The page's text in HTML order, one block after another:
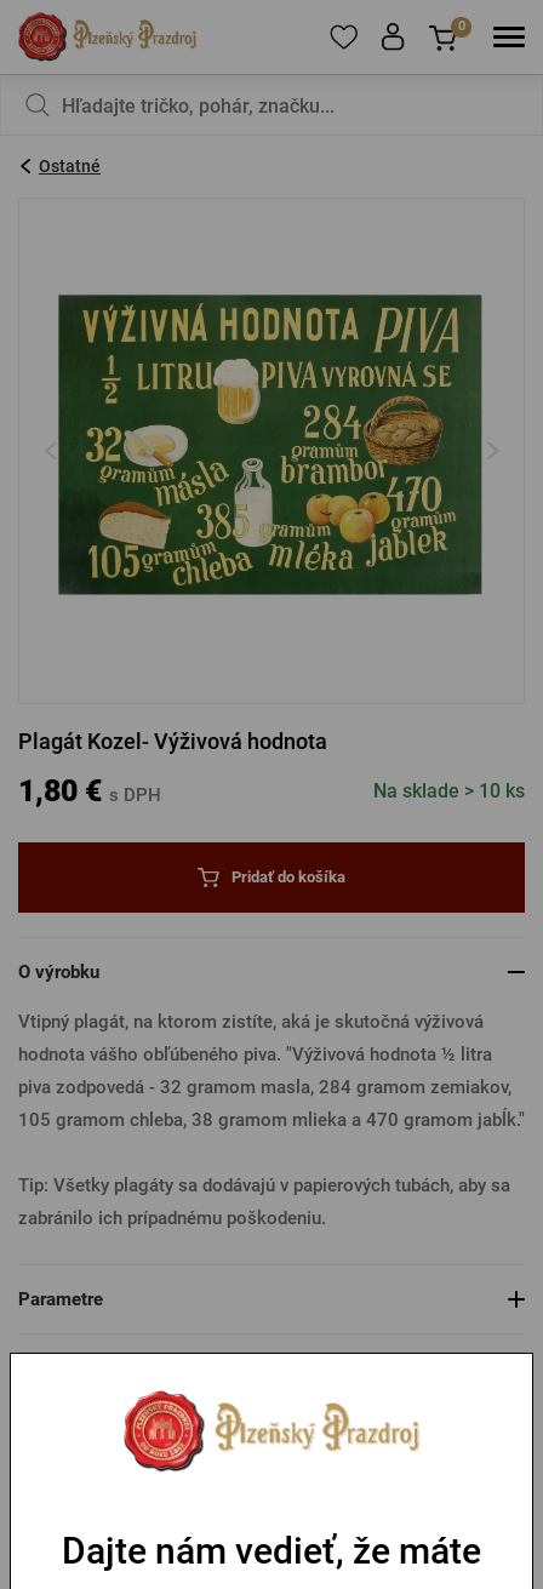
sa
Heslo: *
PRIHLÁSIŤ SA
Zabudnuté heslo Nová registrácia
PRIHLÁSENIE CEZ FACEBOOK
PRIHLÁSENIE CEZ SEZNAM
0
Ostatné
Plagát Kozel- Výživová hodnota
1,80 € s DPH Na sklade > 10 ks
Pridať do košíka
O výrobku
Vtipný plagát, na ktorom zistíte, aká je skutočná výživová
hodnota vášho obľúbeného piva. "Výživová hodnota ½ litra
piva zodpovedá - 32 gramom masla, 284 gramom zemiakov,
105 gramom chleba, 38 gramom mlieka a 470 gramom jabĺk."
Tip: Všetky plagáty sa dodávajú v papierových tubách, aby sa
zabránilo ich prípadnému poškodeniu.
Parametre
Mohlo by sa vám páčiť
Dajte nám vedieť, že máte